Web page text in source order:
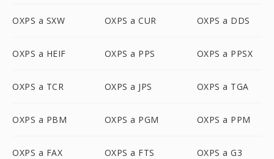
OXPS a SXW OXPS a CUR OXPS a DDS
OXPS a HEIF OXPS a PPS OXPS a PPSX
OXPS a TCR OXPS a JPS OXPS a TGA
OXPS a PBM OXPS a PGM OXPS a PPM
OXPS a FAX OXPS a FTS OXPS a G3